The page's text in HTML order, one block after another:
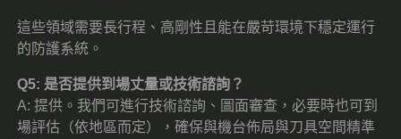
這些領域需要長行程、高剛性且能在嚴苛環境下穩定運行
的防護系統。
Q5: 是否提供到場丈量或技術諮詢？
A: 提供。我們可進行技術諮詢、圖面審查，必要時也可到
場評估（依地區而定），確保與機台佈局與刀具空間精準